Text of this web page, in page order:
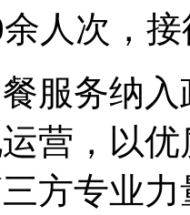
人次，
务纳入
营，以
方专业